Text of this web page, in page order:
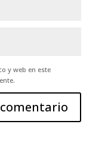
y web en este